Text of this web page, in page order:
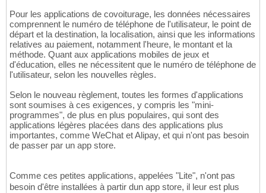
Pour les applications de covoiturage, les données nécessaires
comprennent le numéro de téléphone de l'utilisateur, le point de
départ et la destination, la localisation, ainsi que les informations
relatives au paiement, notamment l'heure, le montant et la
méthode. Quant aux applications mobiles de jeux et
d'éducation, elles ne nécessitent que le numéro de téléphone de
l'utilisateur, selon les nouvelles règles.
Selon le nouveau règlement, toutes les formes d'applications
sont soumises à ces exigences, y compris les "mini-
programmes", de plus en plus populaires, qui sont des
applications légères placées dans des applications plus
importantes, comme WeChat et Alipay, et qui n'ont pas besoin
de passer par un app store.
Comme ces petites applications, appelées "Lite", n'ont pas
besoin d'être installées à partir dun app store, il leur est plus